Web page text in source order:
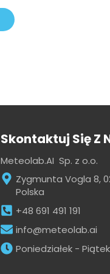
Skontaktuj Się Z
Meteolab.AI Sp. z o.o.
Zygmunta Vogla 8,
Polska
+48 691 491 191
info@meteolab.ai
Poniedziałek -